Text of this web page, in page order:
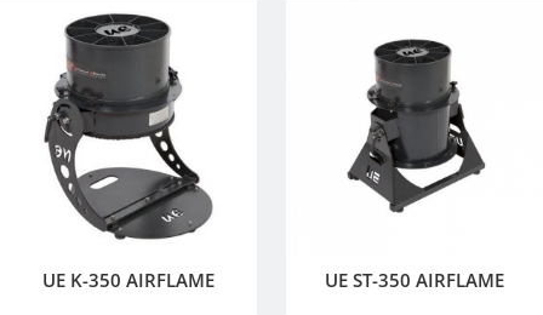
UE K-350 AIRFLAME UE ST-350 AIRFLAME